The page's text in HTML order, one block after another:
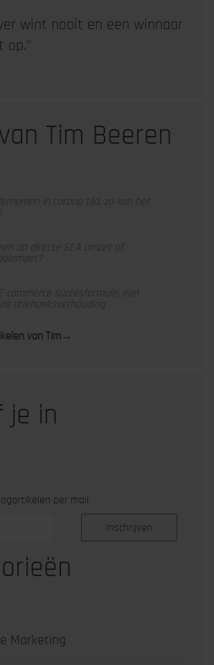
wint nooit en een winnaar
op.”
Tim Beeren
in corona tijd, zo kan het
op directe SEA omzet of
E-commerce succesformule: een
driehoeksverhouding
van Tim→
je in
per mail
Marketing